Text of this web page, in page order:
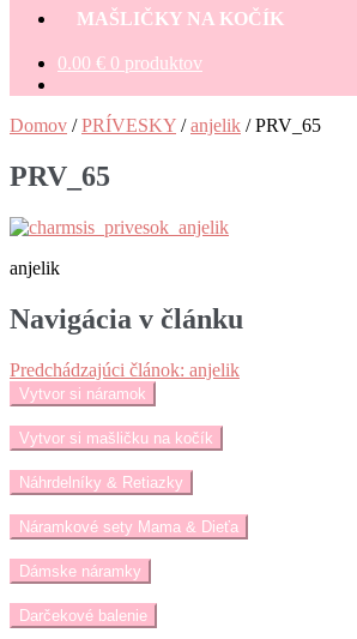
MAŠLIČKY NA KOČÍK
0.00 € 0 produktov
Domov /PRÍVESKY /anjelik /PRV_65
PRV_65
anjelik
Navigácia v článku
Predchádzajúci článok: anjelik
Vytvor si náramok
Vytvor si mašličku na kočík
Náhrdelníky & Retiazky
Náramkové sety Mama & Dieťa
Dámske náramky
Darčekové balenie